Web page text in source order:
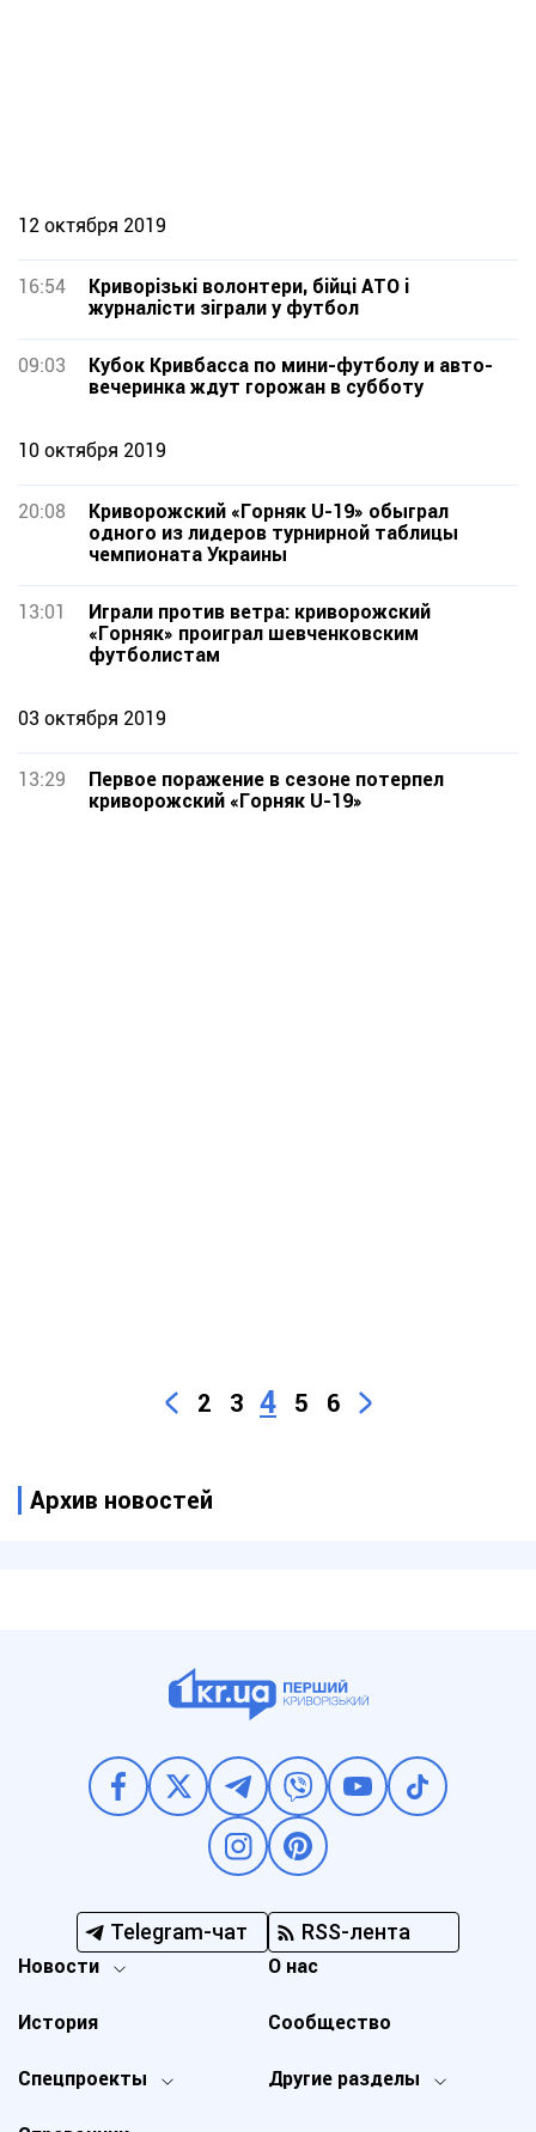
12 октября 2019
16:54
Криворізькі волонтери, бійці АТО і
журналісти зіграли у футбол
09:03
Кубок Кривбасса по мини-футболу и авто-
вечеринка ждут горожан в субботу
10 октября 2019
20:08
Криворожский «Горняк U-19» обыграл
одного из лидеров турнирной таблицы
чемпионата Украины
13:01
Играли против ветра: криворожский
«Горняк» проиграл шевченковским
футболистам
03 октября 2019
13:29
Первое поражение в сезоне потерпел
криворожский «Горняк U-19»
2 3 4 5 6
Архив новостей
Telegram-чат RSS-лента
Новости
Спецпроекты Другие разделы
История
О нас
Сообщество